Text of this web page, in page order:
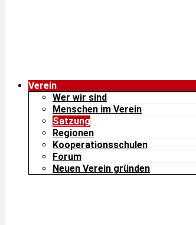
Verein
Wer wir sind
Menschen im Verein
Satzung
Regionen
Kooperationsschulen
Forum
Neuen Verein gründen